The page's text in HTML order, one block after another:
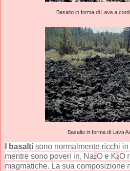
Basalto in forma di Lava a
Basalto in forma di Lava
I basalti sono normalmente ricchi
mentre sono poveri in, Na2O e K2O
magmatiche. La sua composizione